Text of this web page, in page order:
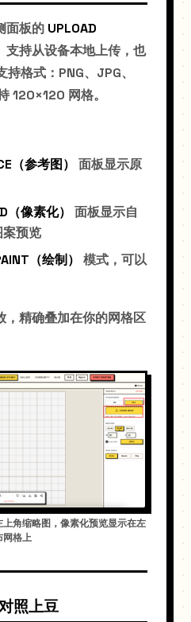
面板的 UPLOAD
支持从设备本地上传，也
格式：PNG、JPG、
120×120 网格。
（参考图）
面板显示原
（像素化）
面板显示自
预览
（绘制）
模式，可以
，精确叠加在你的网格区
角缩略图，像素化预览显示在左
网格上
照上豆